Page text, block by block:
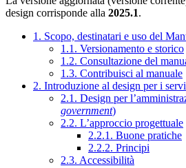
design corrisponde alla 2025.1.
1. Scopo, destinatari e uso del
1.1. Versionamento e storico
1.2. Consultazione del
1.3. Contribuisci al manuale
2. Introduzione al design per i
2.1. Design per
government)
2.2. L’approccio progettuale
2.2.1. Buone pratiche
2.2.2. Principi
2.3. Accessibilità